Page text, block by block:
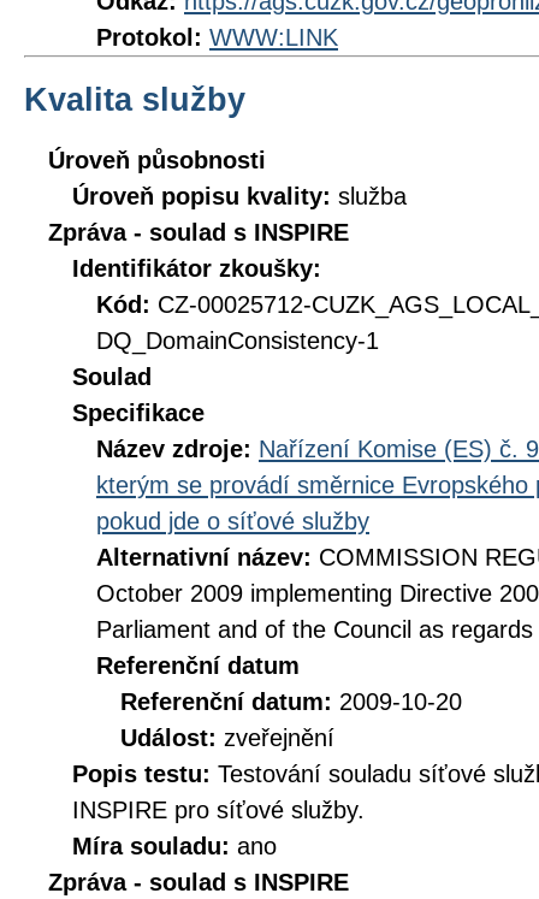
Protokol: WWW:LINK
Kvalita služby
Úroveň působnosti
Úroveň popisu kvality: služba
Zpráva - soulad s INSPIRE
Identifikátor zkoušky:
Kód: CZ-00025712-
DQ_DomainConsistency-1
Soulad
Specifikace
Název zdroje: Nařízení Komise (ES) č.
kterým se provádí směrnice
pokud jde o síťové služby
Alternativní název: COMMISSION
October 2009 implementing Directive
Parliament and of the Council as
Referenční datum
Referenční datum: 2009-10-20
Událost: zveřejnění
Popis testu: Testování souladu síťové
INSPIRE pro síťové služby.
Míra souladu: ano
Zpráva - soulad s INSPIRE